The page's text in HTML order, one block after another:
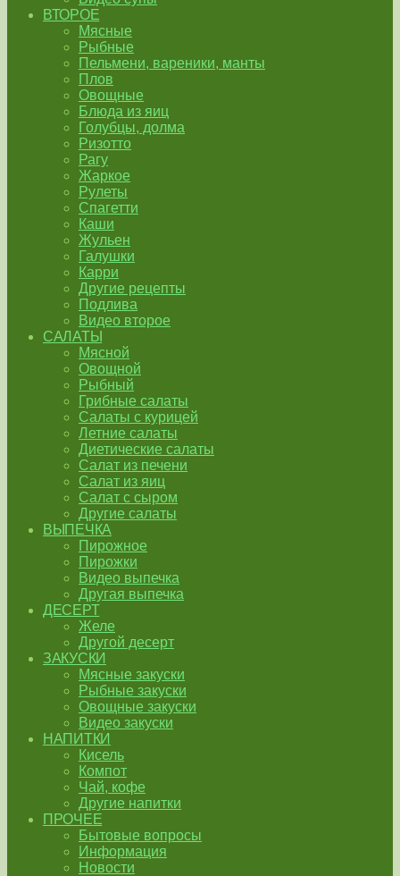
ВТОРОЕ
Мясные
Рыбные
Пельмени, вареники, манты
Плов
Овощные
Блюда из яиц
Голубцы, долма
Ризотто
Рагу
Жаркое
Рулеты
Спагетти
Каши
Жульен
Галушки
Карри
Другие рецепты
Подлива
Видео второе
САЛАТЫ
Мясной
Овощной
Рыбный
Грибные салаты
Салаты с курицей
Летние салаты
Диетические салаты
Салат из печени
Салат из яиц
Салат с сыром
Другие салаты
ВЫПЕЧКА
Пирожное
Пирожки
Видео выпечка
Другая выпечка
ДЕСЕРТ
Желе
Другой десерт
ЗАКУСКИ
Мясные закуски
Рыбные закуски
Овощные закуски
Видео закуски
НАПИТКИ
Кисель
Компот
Чай, кофе
Другие напитки
ПРОЧЕЕ
Бытовые вопросы
Информация
Новости